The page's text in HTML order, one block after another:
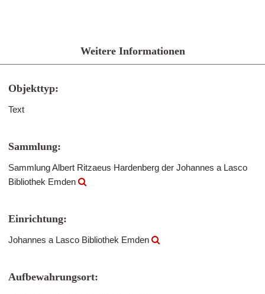
Weitere Informationen
Objekttyp:
Text
Sammlung:
Sammlung Albert Ritzaeus Hardenberg der Johannes a Lasco
Bibliothek Emden
Einrichtung:
Johannes a Lasco Bibliothek Emden
Aufbewahrungsort: